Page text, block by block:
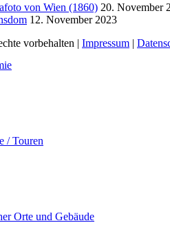
/ Touren
Orte und Gebäude
von Wien (1860) 20. November
12. November 2023
vorbehalten | Impressum |